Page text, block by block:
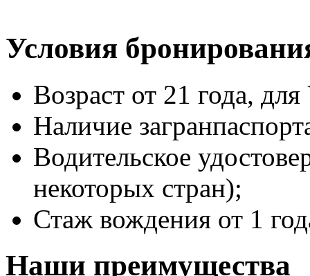
Условия
Возраст от 21 года,
Наличие
Водительское
некоторых стран);
Стаж вождения от 1
Наши преимущества